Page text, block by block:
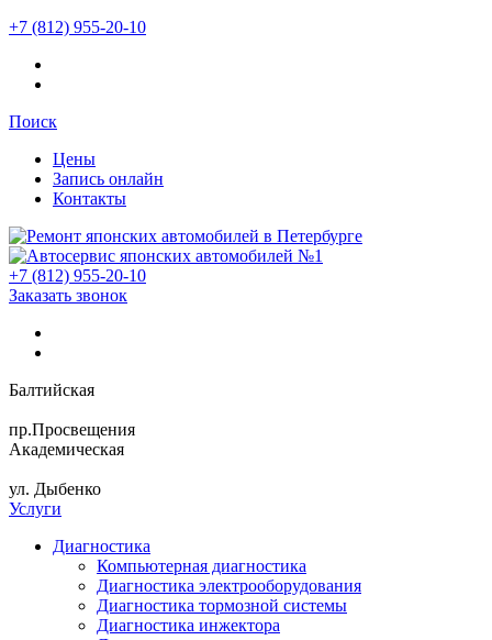
+7 (812) 955-20-10
Поиск
Цены
Запись онлайн
Контакты
+7 (812) 955-20-10
Заказать звонок
Балтийская
пр.Просвещения
Академическая
ул. Дыбенко
Услуги
Диагностика
Компьютерная диагностика
Диагностика электрооборудования
Диагностика тормозной системы
Диагностика инжектора